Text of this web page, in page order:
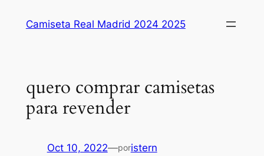
Camiseta Real Madrid 2024 2025
quero comprar camisetas
para revender
Oct 10, 2022—poristern